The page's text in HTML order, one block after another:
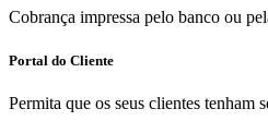
Cobrança impressa pelo banco ou
Portal do Cliente
Permita que os seus clientes tenham